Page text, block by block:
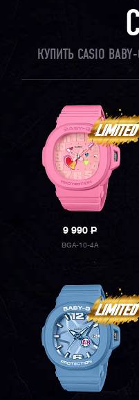
КУПИТЬ CASIO
9 990P
BGA-10-4A